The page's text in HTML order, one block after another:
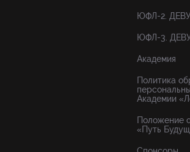
ЮФЛ-2.
ЮФЛ-3.
Академия
Политика
Академии
Положение
«Путь